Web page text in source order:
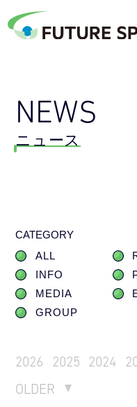
NEWS
ニュース
CATEGORY
ALL
INFO
MEDIA
GROUP
2026 2025 2024
OLDER